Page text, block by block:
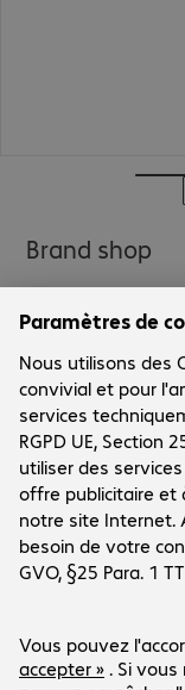
Brand shop
Le groupe
Le groupe
Sites Bechtle
Presse
Relations
Service clients
Conditions de
Centre d'aide
Social Media